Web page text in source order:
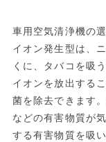
車用空気清浄機の
イオン発生型は、
くに、タバコを吸
イオンを放出する
菌を除去できます
などの有害物質が
する有害物質を吸